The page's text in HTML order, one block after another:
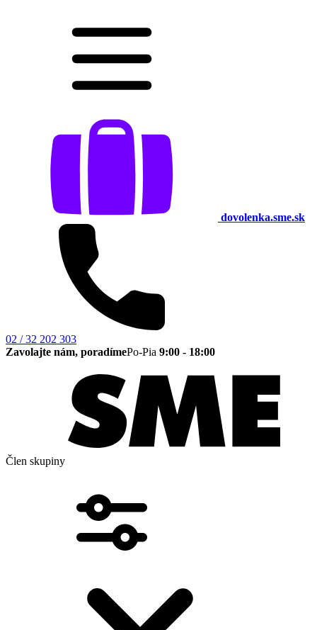
dovolenka.sme.sk
02 / 32 202 303
Zavolajte nám, poradímePo-Pia 9:00 - 18:00
Člen skupiny